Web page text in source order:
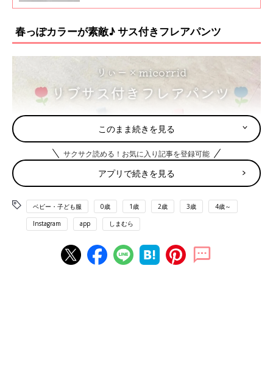
プチプラ価格で最高！」と大好評で、品切れが
のコラボアイテムをご紹介します♪
春っぽカラーが素敵♪ サス付きフレアパンツ
このまま続きを見る
サクサク読める！お気に入り記事を登録可能
アプリで続きを見る
ベビー・子ども服 0歳 1歳 2歳 3歳 4歳～
Instagram app しまむら